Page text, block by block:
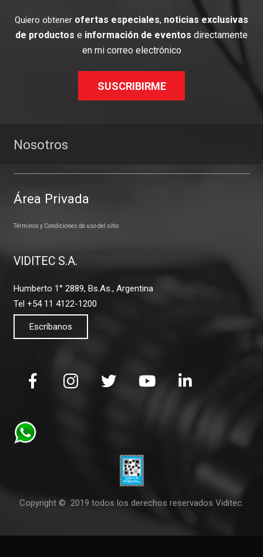
Quiero obtener ofertas especiales, noticias exclusivas
de productos e información de eventos directamente
en mi correo electrónico
SUSCRIBIRME
Nosotros
Área Privada
Términos y Condiciones de uso del sitio
VIDITEC S.A.
Humberto 1° 2889, Bs.As., Argentina
Tel +54 11 4122-1200
Escríbanos
Copyright © 2019 todos los derechos reservados Viditec.